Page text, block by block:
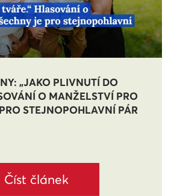
„JAKO PLIVNUTÍ DO
O MANŽELSTVÍ PRO
STEJNOPOHLAVNÍ PÁR
Číst článek